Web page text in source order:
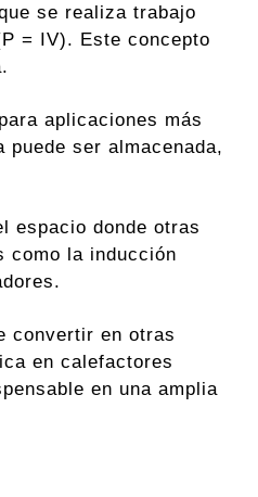
se realiza trabajo
= IV). Este concepto
aplicaciones más
ser almacenada,
espacio donde otras
como la inducción
convertir en otras
en calefactores
en una amplia